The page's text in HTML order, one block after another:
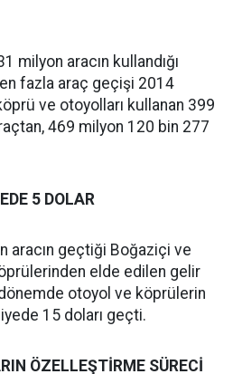
milyon aracın kullandığı
fazla araç geçişi 2014
ve otoyolları kullanan 399
469 milyon 120 bin 277
5 DOLAR
aracın geçtiği Boğaziçi ve
elde edilen gelir
dönemde otoyol ve köprülerin
15 doları geçti.
ÖZELLEŞTİRME SÜRECİ